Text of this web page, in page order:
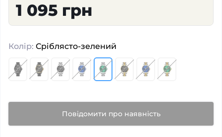
1 095 грн
Колір: Сріблясто-зелений
Повідомити про наявність